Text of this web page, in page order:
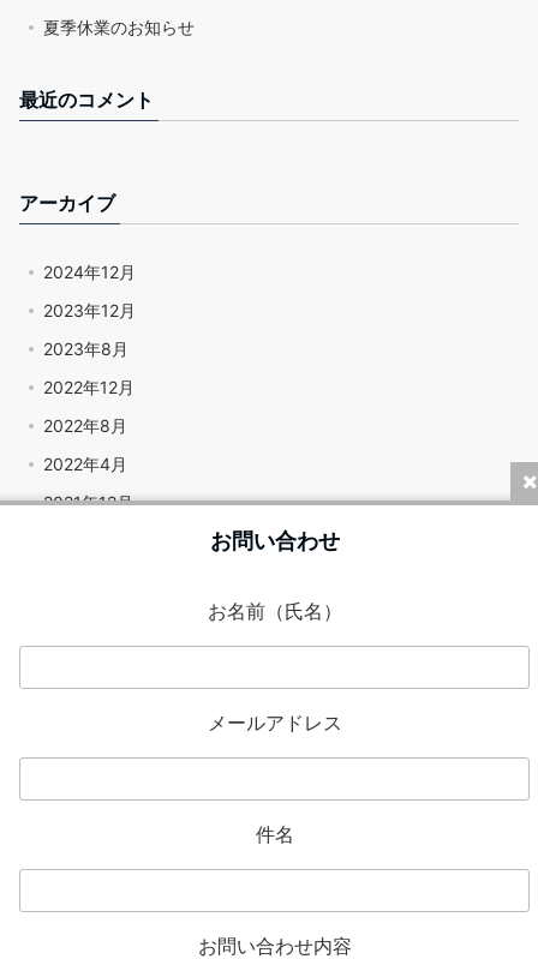
夏季休業のお知らせ
最近のコメント
アーカイブ
2024年12月
2023年12月
2023年8月
2022年12月
2022年8月
2022年4月
2021年12月
メタ情報
お問い合わせ
お名前（氏名）
メールアドレス
件名
お問い合わせ内容